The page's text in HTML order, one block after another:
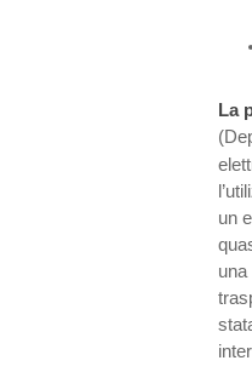
La
un
una